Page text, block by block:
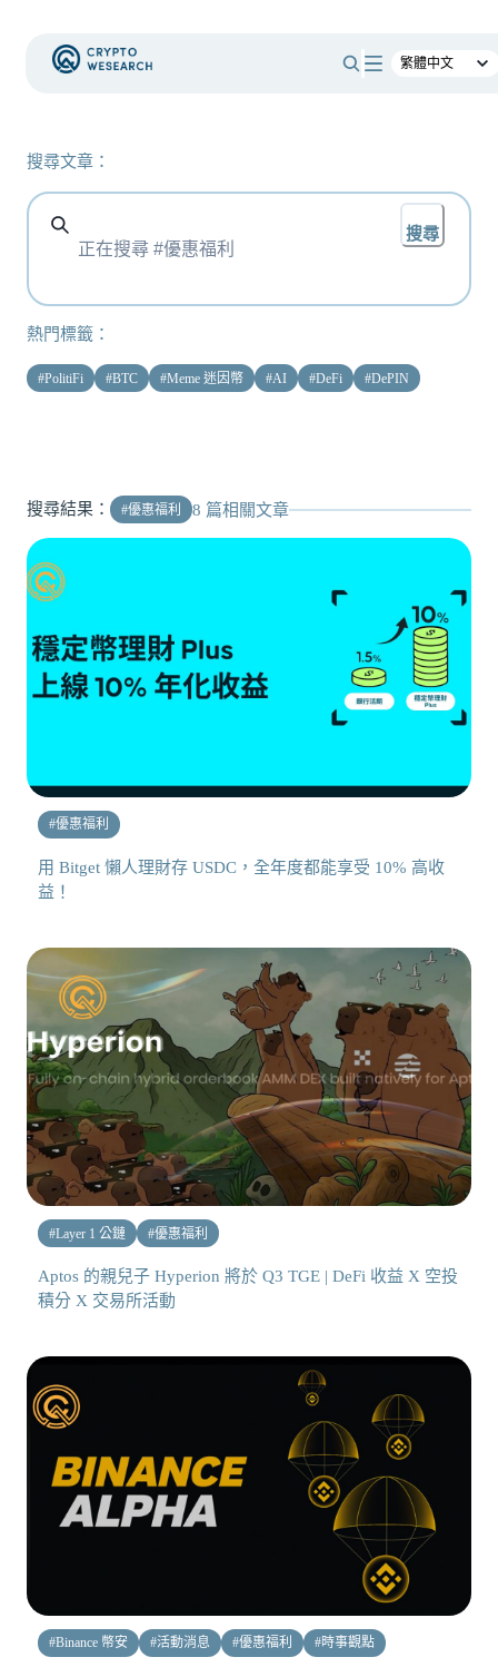
搜尋文章：
搜尋
熱門標籤：
#PolitiFi #BTC #Meme 迷因幣 #AI #DeFi #DePIN
搜尋結果： #優惠福利 8 篇相關文章
#優惠福利
用 Bitget 懶人理財存 USDC，全年度都能享受 10% 高收
益！
#Layer 1 公鏈 #優惠福利
Aptos 的親兒子 Hyperion 將於 Q3 TGE | DeFi 收益 X 空投
積分 X 交易所活動
#Binance 幣安 #活動消息 #優惠福利 #時事觀點